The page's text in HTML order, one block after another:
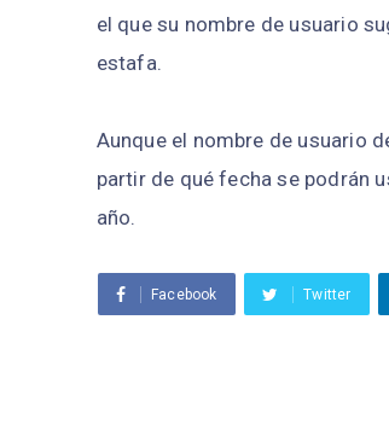
el que su nombre de usuario
estafa.
Aunque el nombre de usuario
partir de qué fecha se podrán
año.
Facebook Twitter